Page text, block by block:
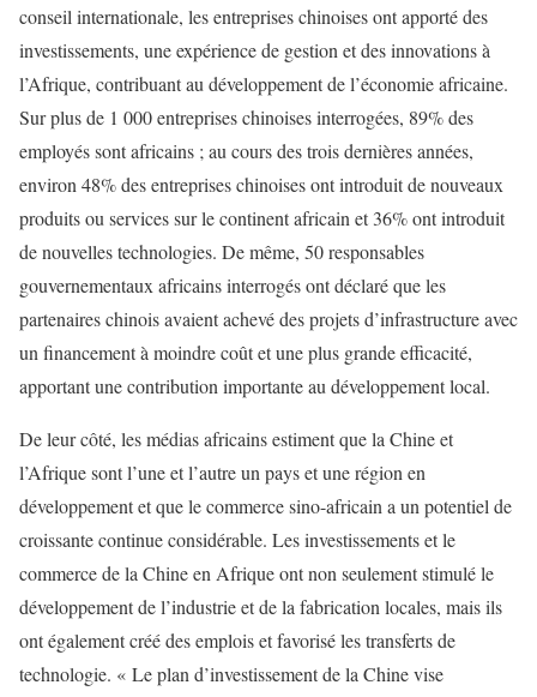
conseil internationale, les entreprises chinoises ont apporté des
investissements, une expérience de gestion et des innovations à
l’Afrique, contribuant au développement de l’économie africaine.
Sur plus de 1 000 entreprises chinoises interrogées, 89% des
employés sont africains ; au cours des trois dernières années,
environ 48% des entreprises chinoises ont introduit de nouveaux
produits ou services sur le continent africain et 36% ont introduit
de nouvelles technologies. De même, 50 responsables
gouvernementaux africains interrogés ont déclaré que les
partenaires chinois avaient achevé des projets d’infrastructure avec
un financement à moindre coût et une plus grande efficacité,
apportant une contribution importante au développement local.
De leur côté, les médias africains estiment que la Chine et
l’Afrique sont l’une et l’autre un pays et une région en
développement et que le commerce sino-africain a un potentiel de
croissante continue considérable. Les investissements et le
commerce de la Chine en Afrique ont non seulement stimulé le
développement de l’industrie et de la fabrication locales, mais ils
ont également créé des emplois et favorisé les transferts de
technologie. « Le plan d’investissement de la Chine vise